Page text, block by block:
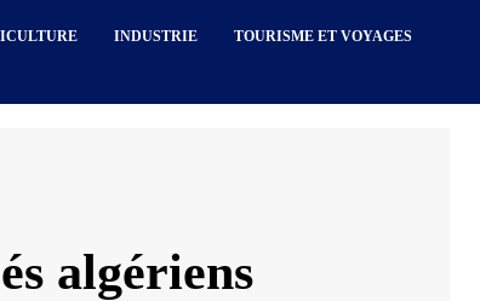
INDUSTRIE TOURISME ET VOYAGES
algériens